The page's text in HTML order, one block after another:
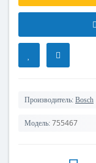
Производитель: Bosch
Модель: 755467